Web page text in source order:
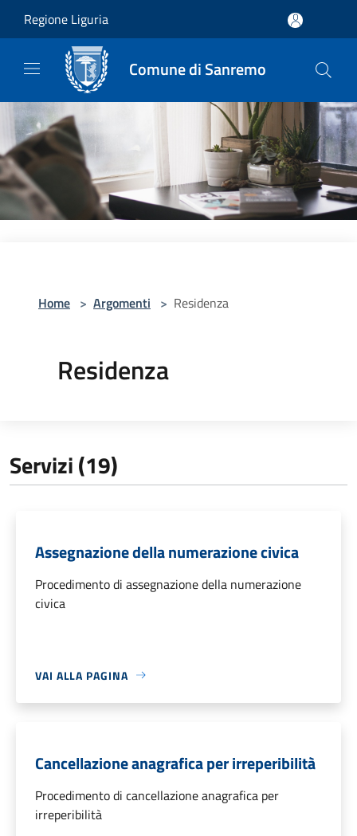
Regione Liguria
Comune di Sanremo
Home > Argomenti > Residenza
Residenza
Servizi (19)
Assegnazione della numerazione civica
Procedimento di assegnazione della numerazione
civica
VAI ALLA PAGINA
Cancellazione anagrafica per irreperibilità
Procedimento di cancellazione anagrafica per
irreperibilità